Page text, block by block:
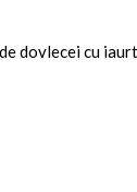
dovlecei cu